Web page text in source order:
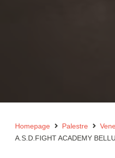
Homepage Palestre
A.S.D.FIGHT ACADEMY